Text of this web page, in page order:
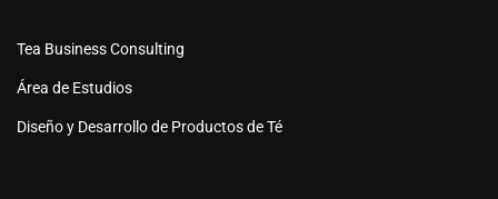
Tea Business Consulting
Área de Estudios
Diseño y Desarrollo de Productos de Té